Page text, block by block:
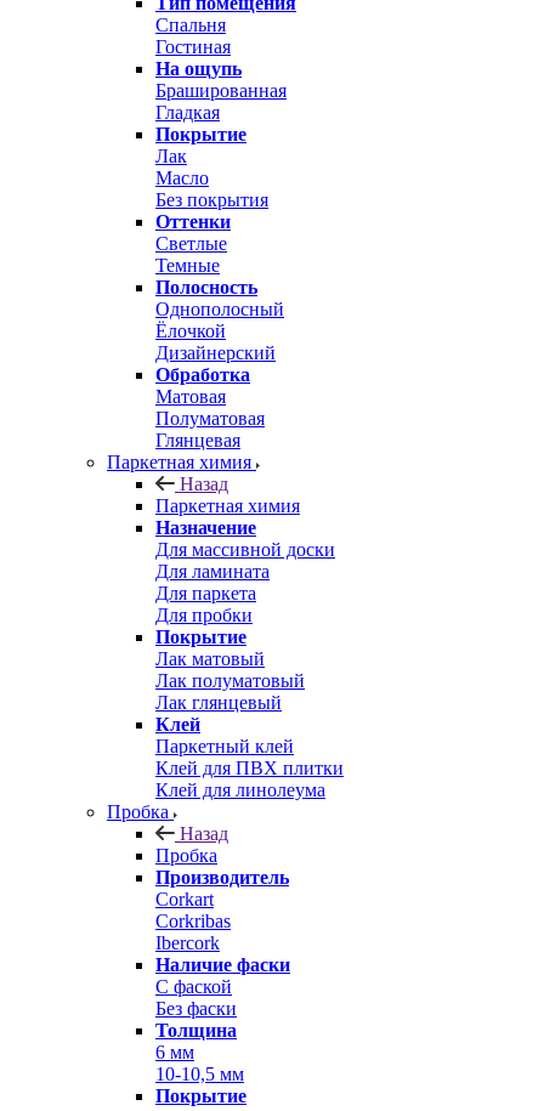
Спальня
Гостиная
На ощупь
Брашированная
Гладкая
Покрытие
Лак
Масло
Без покрытия
Оттенки
Светлые
Темные
Полосность
Однополосный
Ёлочкой
Дизайнерский
Обработка
Матовая
Полуматовая
Глянцевая
Паркетная химия
Назад
Паркетная химия
Назначение
Для массивной доски
Для ламината
Для паркета
Для пробки
Покрытие
Лак матовый
Лак полуматовый
Лак глянцевый
Клей
Паркетный клей
Клей для ПВХ плитки
Клей для линолеума
Пробка
Назад
Пробка
Производитель
Corkart
Corkribas
Ibercork
Наличие фаски
С фаской
Без фаски
Толщина
6 мм
10-10,5 мм
Покрытие